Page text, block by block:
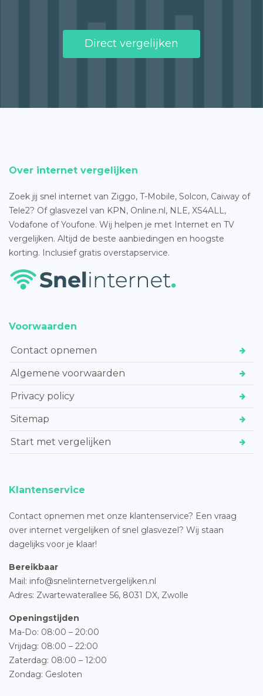
Direct vergelijken
Over internet vergelijken
Zoek jij snel internet van Ziggo, T-Mobile, Solcon, Caiway of
Tele2? Of glasvezel van KPN, Online.nl, NLE, XS4ALL,
Vodafone of Youfone. Wij helpen je met Internet en TV
vergelijken. Altijd de beste aanbiedingen en hoogste
korting. Inclusief gratis overstapservice.
Voorwaarden
Contact opnemen
Algemene voorwaarden
Privacy policy
Sitemap
Start met vergelijken
Klantenservice
Contact opnemen met onze klantenservice? Een vraag
over internet vergelijken of snel glasvezel? Wij staan
dagelijks voor je klaar!
Bereikbaar
Mail: info@snelinternetvergelijken.nl
Adres: Zwartewaterallee 56, 8031 DX, Zwolle
Openingstijden
Ma-Do: 08:00 – 20:00
Vrijdag: 08:00 – 22:00
Zaterdag: 08:00 – 12:00
Zondag: Gesloten